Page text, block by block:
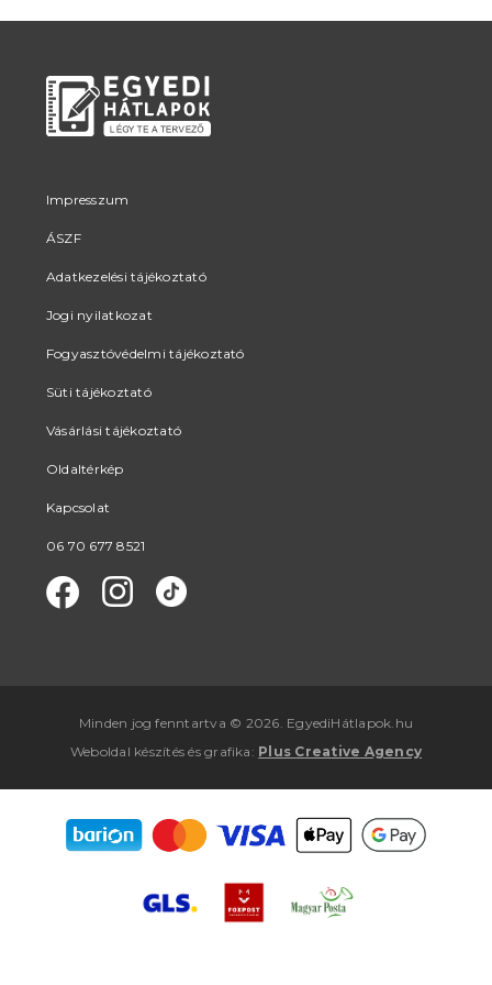
Impresszum
ÁSZF
Adatkezelési tájékoztató
Jogi nyilatkozat
Fogyasztóvédelmi tájékoztató
Süti tájékoztató
Vásárlási tájékoztató
Oldaltérkép
Kapcsolat
06 70 677 8521
Minden jog fenntartva © 2026. EgyediHátlapok.hu
Weboldal készítés ésgrafika : Plus Creative Agency